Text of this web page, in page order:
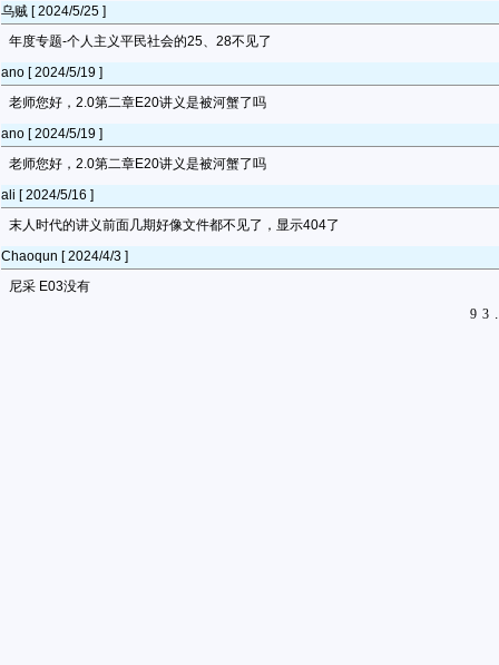
乌贼 [ 2024/5/25 ]
年度专题-个人主义平民社会的25、28不见了
ano [ 2024/5/19 ]
老师您好，2.0第二章E20讲义是被河蟹了吗
ano [ 2024/5/19 ]
老师您好，2.0第二章E20讲义是被河蟹了吗
ali [ 2024/5/16 ]
末人时代的讲义前面几期好像文件都不见了，显示404了
Chaoqun [ 2024/4/3 ]
尼采 E03没有
9 3